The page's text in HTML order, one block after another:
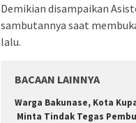
Demikian disampaikan
sambutannya saat
lalu.
BACAAN LAINNYA
Warga Bakunase, Kota
Minta Tindak Tegas